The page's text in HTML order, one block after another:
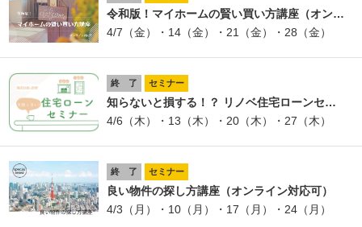
令和版！マイホームの賢い買い方講座（オン…
4/7（金）・14（金）・21（金）・28（金）
終 了 セミナー
知らないと損する！？ リノベ住宅ローンセ…
4/6（木）・13（木）・20（木）・27（木）
終 了 セミナー
良い物件の探し方講座（オンライン対応可）
4/3（月）・10（月）・17（月）・24（月）